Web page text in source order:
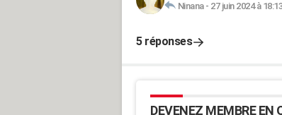
Ninana- 27 juin 2024 à 18:13
5 réponses
DEVENEZ MEMBRE EN